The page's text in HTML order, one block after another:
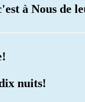
à Nous de
nuits!